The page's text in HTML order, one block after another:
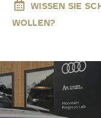
WISSEN SIE
WOLLEN?